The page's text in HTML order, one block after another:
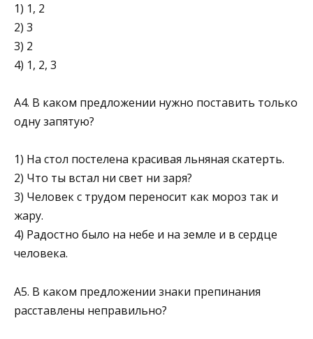
1) 1, 2
2) 3
3) 2
4) 1, 2, 3
А4. В каком предложении нужно поставить только
одну запятую?
1) На стол постелена красивая льняная скатерть.
2) Что ты встал ни свет ни заря?
3) Человек с трудом переносит как мороз так и
жару.
4) Радостно было на небе и на земле и в сердце
чело­века.
А5. В каком предложении знаки препинания
расставлены неправильно?